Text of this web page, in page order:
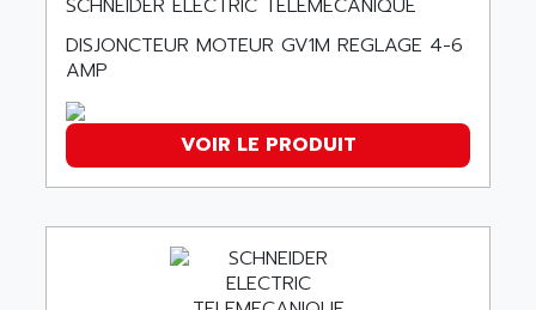
C200
SMC200 / 500
PLC-5
SYSMAC
SERVO MOTOR
ACER
ACERIME
ACI ALPHANUMERIQUE
ACINDUCTO
ACKSYS
SCHNEIDER ELECTRIC TELEMECANIQUE
DISJONCTEUR MOTEUR GV1M REGLAGE 4-6
AMP
VOIR LE PRODUIT